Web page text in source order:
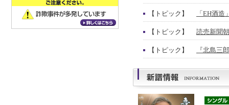
【トピック】 「EH酒
【トピック】 読売新聞
【トピック】 『北島三